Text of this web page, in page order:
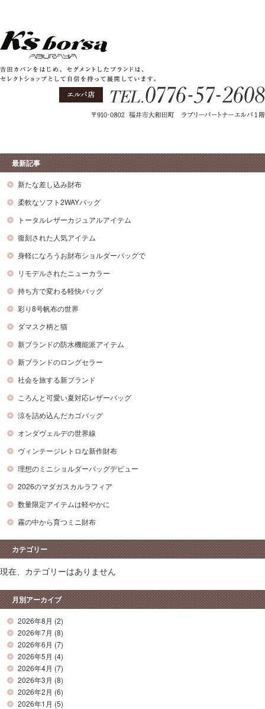
最新記事
新たな差し込み財布
柔軟なソフト2WAYバッグ
トータルレザーカジュアルアイテム
復刻された人気アイテム
身軽になろうお財布ショルダーバッグで
リモデルされたニューカラー
持ち方で変わる軽快バッグ
彩り8号帆布の世界
ダマスク柄と猫
新ブランドの防水機能派アイテム
新ブランドのロングセラー
社会を旅する新ブランド
ころんと可愛い夏対応レザーバッグ
涼を詰め込んだカゴバッグ
オンダヴェルデの世界線
ヴィンテージレトロな新作財布
理想のミニショルダーバッグデビュー
2026のマダガスカルラフィア
数量限定アイテムは軽やかに
霧の中から育つミニ財布
カテゴリー
現在、カテゴリーはありません
月別アーカイブ
2026年8月 (2)
2026年7月 (8)
2026年6月 (7)
2026年5月 (4)
2026年4月 (7)
2026年3月 (8)
2026年2月 (6)
2026年1月 (5)